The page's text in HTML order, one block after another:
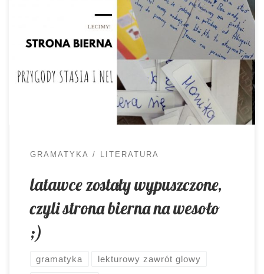
łączą treści z różnych obszarów. Skoro już
omawiamy lekturę, dlaczego nie prowadzić
zagadnień gramatycznych? Klasa szósta kończy
właśnie rozmowę na temat “W pustyni i w
puszczy”. Kilka lekcji z rzędu pracowaliśmy nad
różnymi tematami, poruszanymi na łamach
książki. Wiemy już: jaką dzieci przebyły drogę, […]
GRAMATYKA LITERATURA
latawce zostały wypuszczone,
czyli strona bierna na wesoło
;)
gramatyka lekturowy zawrót glowy